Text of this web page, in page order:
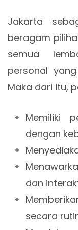
Jakarta
beragam
semua
personal
Maka dari itu,
Memiliki
dengan
dan
secara